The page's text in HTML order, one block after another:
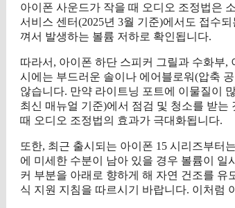
아이폰 사운드가 작을 때 오디오 조정법은
서비스 센터(2025년 3월 기준)에서도 접수
껴서 발생하는 볼륨 저하로 확인됩니다.
따라서, 아이폰 하단 스피커 그릴과 수화부
시에는 부드러운 솔이나 에어블로워(압축
않습니다. 만약 라이트닝 포트에 이물질이
최신 매뉴얼 기준)에서 점검 및 청소를 받
때 오디오 조정법의 효과가 극대화됩니다.
또한, 최근 출시되는 아이폰 15 시리즈부터는
에 미세한 수분이 남아 있을 경우 볼륨이 일
커 부분을 아래로 향하게 해 자연 건조를 유
식 지원 지침을 따르시기 바랍니다. 이처럼